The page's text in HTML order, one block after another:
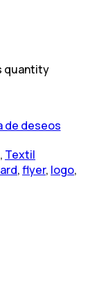
quantity
de deseos
, Textil
,flyer, logo,